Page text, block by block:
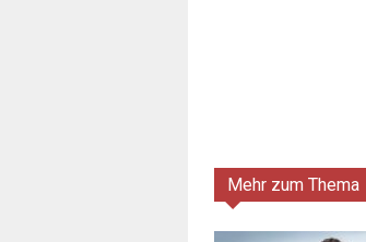
Mehr zum Thema